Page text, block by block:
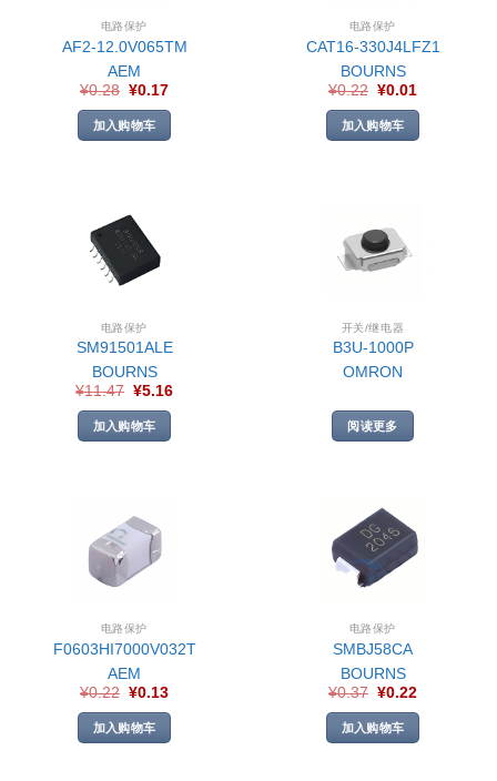
电路保护
AF2-12.0V065TM
AEM
¥0.28 ¥0.17
加入购物车
电路保护
CAT16-330J4LFZ1
BOURNS
¥0.22 ¥0.01
加入购物车
电路保护
SM91501ALE
BOURNS
¥11.47 ¥5.16
加入购物车
开关/继电器
B3U-1000P
OMRON
阅读更多
电路保护
F0603HI7000V032T
AEM
¥0.22 ¥0.13
加入购物车
电路保护
SMBJ58CA
BOURNS
¥0.37 ¥0.22
加入购物车